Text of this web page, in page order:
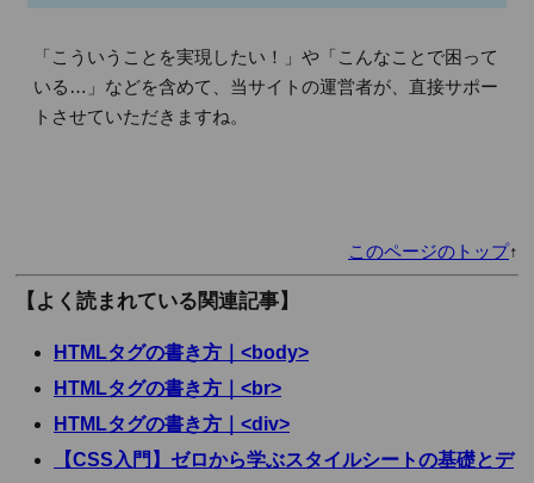
「こういうことを実現したい！」や「こんなことで困って
いる…」などを含めて、当サイトの運営者が、直接サポー
トさせていただきますね。
このページのトップ↑
【よく読まれている関連記事】
HTMLタグの書き方｜<body>
HTMLタグの書き方｜<br>
HTMLタグの書き方｜<div>
【CSS入門】ゼロから学ぶスタイルシートの基礎とデ